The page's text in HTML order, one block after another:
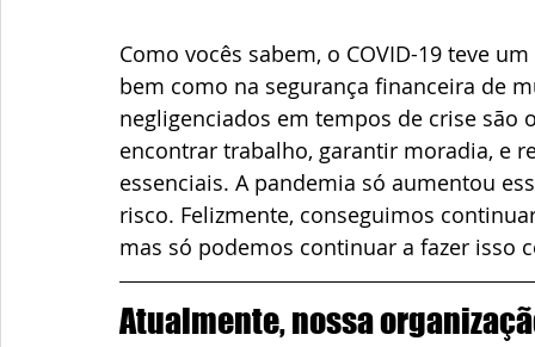
Como vocês sabem, o COVID-19 teve
bem como na segurança financeira de
negligenciados em tempos de crise
encontrar trabalho, garantir moradia, e
essenciais. A pandemia só aumentou
risco. Felizmente, conseguimos
mas só podemos continuar a fazer isso
Atualmente, nossa